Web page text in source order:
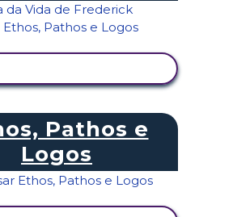
Pathos e
Logos